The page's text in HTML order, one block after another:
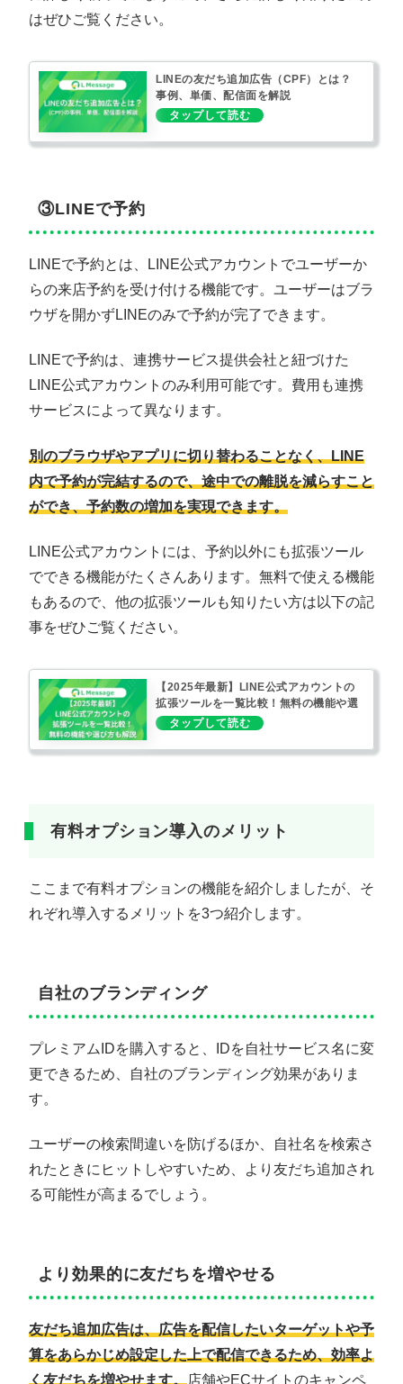
はぜひご覧ください。
LINEの友だち追加広告（CPF）とは？
事例、単価、配信面を解説
③LINEで予約
LINEで予約とは、LINE公式アカウントでユーザーか
らの来店予約を受け付ける機能です。ユーザーはブラ
ウザを開かずLINEのみで予約が完了できます。
LINEで予約は、連携サービス提供会社と紐づけた
LINE公式アカウントのみ利用可能です。費用も連携
サービスによって異なります。
別のブラウザやアプリに切り替わることなく、LINE
内で予約が完結するので、途中での離脱を減らすこと
ができ、予約数の増加を実現できます。
LINE公式アカウントには、予約以外にも拡張ツール
でできる機能がたくさんあります。無料で使える機能
もあるので、他の拡張ツールも知りたい方は以下の記
事をぜひご覧ください。
【2025年最新】LINE公式アカウントの
拡張ツールを一覧比較！無料の機能や選
び方も解説
有料オプション導入のメリット
ここまで有料オプションの機能を紹介しましたが、そ
れぞれ導入するメリットを3つ紹介します。
自社のブランディング
プレミアムIDを購入すると、IDを自社サービス名に変
更できるため、自社のブランディング効果がありま
す。
ユーザーの検索間違いを防げるほか、自社名を検索さ
れたときにヒットしやすいため、より友だち追加され
る可能性が高まるでしょう。
より効果的に友だちを増やせる
友だち追加広告は、広告を配信したいターゲットや予
算をあらかじめ設定した上で配信できるため、効率よ
く友だちを増やせます。店舗やECサイトのキャンペ